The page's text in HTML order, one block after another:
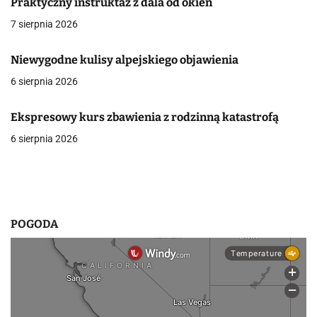
j
w
i
s
7 sierpnia 2026
Niewygodne kulisy alpejskiego objawienia
6 sierpnia 2026
Ekspresowy kurs zbawienia z rodzinną katastrofą
6 sierpnia 2026
POGODA